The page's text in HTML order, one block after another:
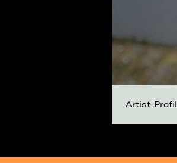
Artist-Profil